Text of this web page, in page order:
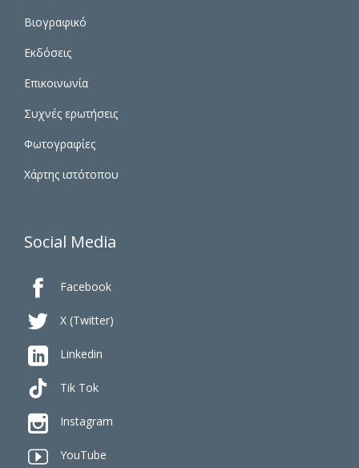
Βιογραφικό
Εκδόσεις
Επικοινωνία
Συχνές ερωτήσεις
Φωτογραφίες
Χάρτης ιστότοπου
Social Media
 Facebook
 X (Twitter)
 Linkedin
Tik Tok
 Instagram
 YouTube